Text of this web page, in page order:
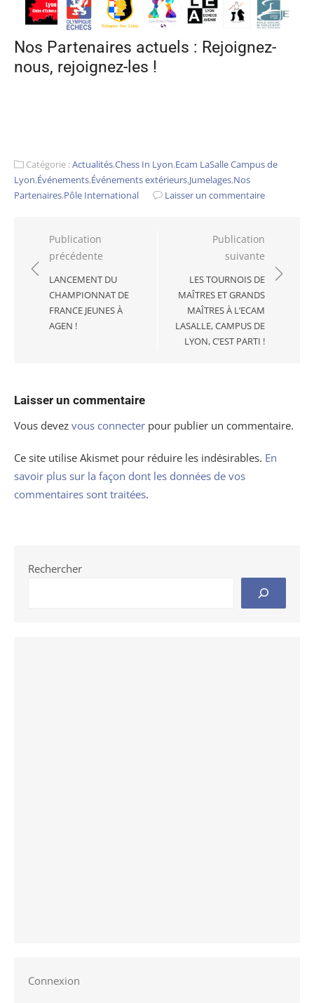
Nos Partenaires actuels : Rejoignez-
nous, rejoignez-les !
Catégorie :Actualités,Chess In Lyon,Ecam LaSalle Campus de
Lyon,Événements,Événements extérieurs,Jumelages,Nos
Partenaires,Pôle International Laisser un commentaire
Navigation
de
l’article
Publication
précédente
LANCEMENT DU
CHAMPIONNAT DE
FRANCE JEUNES À
AGEN !
Publication
suivante
LES TOURNOIS DE
MAÎTRES ET GRANDS
MAÎTRES À L’ECAM
LASALLE, CAMPUS DE
LYON, C’EST PARTI !
Laisser un commentaire
Vous devez vous connecter pour publier un commentaire.
Ce site utilise Akismet pour réduire les indésirables. En
savoir plus sur la façon dont les données de vos
commentaires sont traitées.
Rechercher
Connexion